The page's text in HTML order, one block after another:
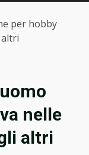
per hobby
nelle
altri